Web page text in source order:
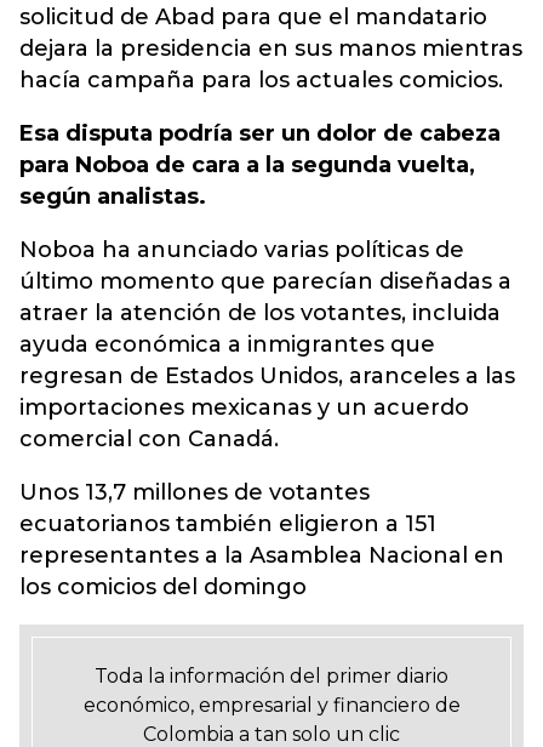
solicitud de Abad para que el mandatario
dejara la presidencia en sus manos mientras
hacía campaña para los actuales comicios.
Esa disputa podría ser un dolor de cabeza
para Noboa de cara a la segunda vuelta,
según analistas.
Noboa ha anunciado varias políticas de
último momento que parecían diseñadas a
atraer la atención de los votantes, incluida
ayuda económica a inmigrantes que
regresan de Estados Unidos, aranceles a las
importaciones mexicanas y un acuerdo
comercial con Canadá.
Unos 13,7 millones de votantes
ecuatorianos también eligieron a 151
representantes a la Asamblea Nacional en
los comicios del domingo
Toda la información del primer diario
económico, empresarial y financiero de
Colombia a tan solo un clic